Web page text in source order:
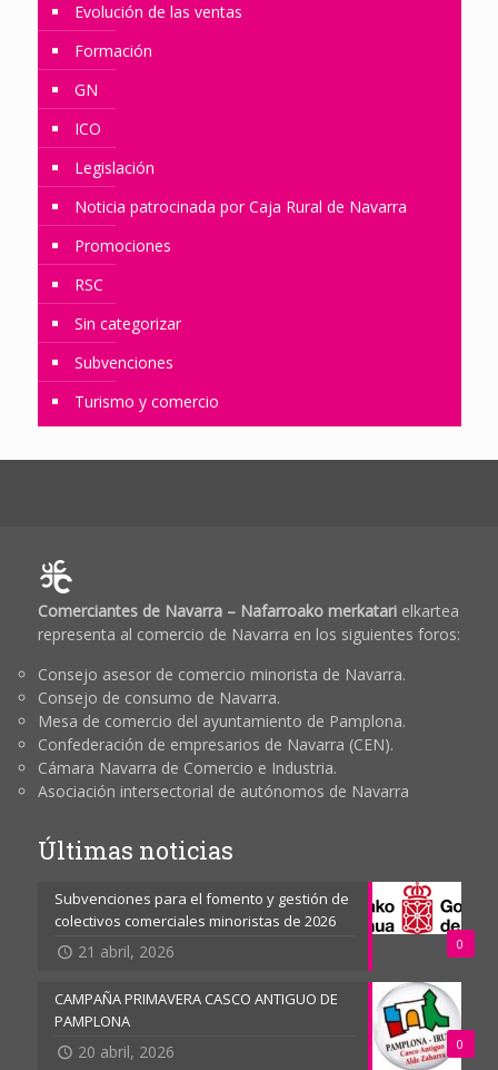
Evolución de las ventas
Formación
GN
ICO
Legislación
Noticia patrocinada por Caja Rural de Navarra
Promociones
RSC
Sin categorizar
Subvenciones
Turismo y comercio
Comerciantes de Navarra – Nafarroako merkatarielkartea
representa al comercio de Navarra en los siguientes foros:
Consejo asesor de comercio minorista de Navarra.
Consejo de consumo de Navarra.
Mesa de comercio del ayuntamiento de Pamplona.
Confederación de empresarios de Navarra (CEN).
Cámara Navarra de Comercio e Industria.
Asociación intersectorial de autónomos de Navarra
Últimas noticias
0
Subvenciones para el fomento y gestión de
colectivos comerciales minoristas de 2026
21 abril, 2026
0
CAMPAÑA PRIMAVERA CASCO ANTIGUO DE
PAMPLONA
20 abril, 2026